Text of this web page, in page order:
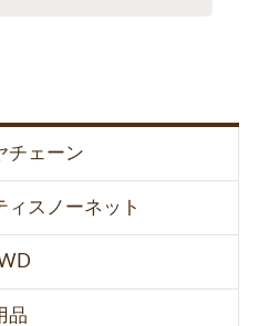
チェーン
ィスノーネット
品